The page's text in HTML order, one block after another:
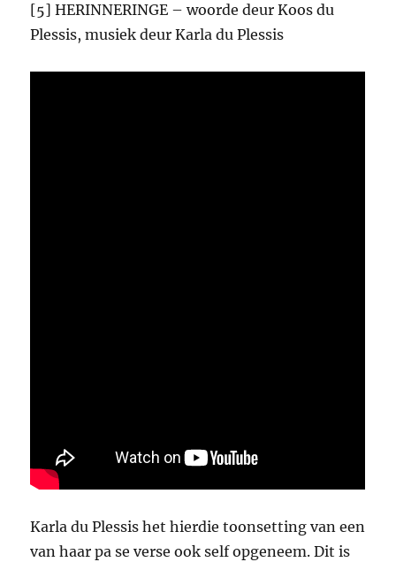
[5] HERINNERINGE – woorde deur Koos du
Plessis, musiek deur Karla du Plessis
Karla du Plessis het hierdie toonsetting van een
van haar pa se verse ook self opgeneem. Dit is